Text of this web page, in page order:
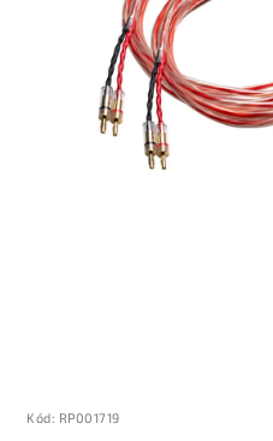
Kód: RP001719